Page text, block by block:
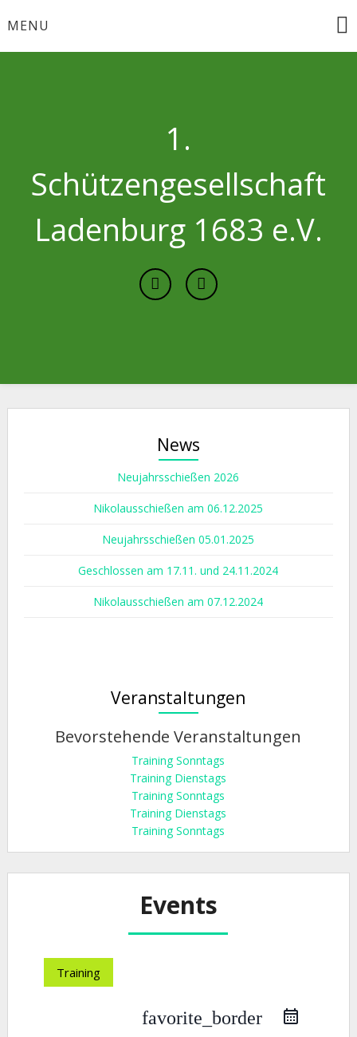
toMENU
1.
Schützengesellschaft
Ladenburg 1683 e.V.
News
Neujahrsschießen 2026
Nikolausschießen am 06.12.2025
Neujahrsschießen 05.01.2025
Geschlossen am 17.11. und 24.11.2024
Nikolausschießen am 07.12.2024
Veranstaltungen
Bevorstehende Veranstaltungen
Training Sonntags
Training Dienstags
Training Sonntags
Training Dienstags
Training Sonntags
Events
Training
favorite_border